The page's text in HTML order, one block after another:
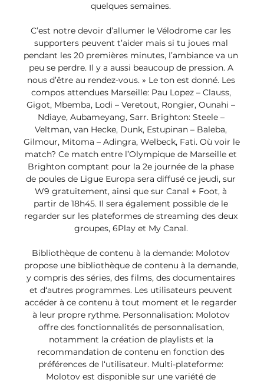
quelques semaines.
C’est notre devoir d’allumer le Vélodrome car les
supporters peuvent t’aider mais si tu joues mal
pendant les 20 premières minutes, l’ambiance va un
peu se perdre. Il y a aussi beaucoup de pression. A
nous d’être au rendez-vous. » Le ton est donné. Les
compos attendues Marseille: Pau Lopez – Clauss,
Gigot, Mbemba, Lodi – Veretout, Rongier, Ounahi –
Ndiaye, Aubameyang, Sarr. Brighton: Steele –
Veltman, van Hecke, Dunk, Estupinan – Baleba,
Gilmour, Mitoma – Adingra, Welbeck, Fati. Où voir le
match? Ce match entre l’Olympique de Marseille et
Brighton comptant pour la 2e journée de la phase
de poules de Ligue Europa sera diffusé ce jeudi, sur
W9 gratuitement, ainsi que sur Canal + Foot, à
partir de 18h45. Il sera également possible de le
regarder sur les plateformes de streaming des deux
groupes, 6Play et My Canal.
Bibliothèque de contenu à la demande: Molotov
propose une bibliothèque de contenu à la demande,
y compris des séries, des films, des documentaires
et d‘autres programmes. Les utilisateurs peuvent
accéder à ce contenu à tout moment et le regarder
à leur propre rythme. Personnalisation: Molotov
offre des fonctionnalités de personnalisation,
notamment la création de playlists et la
recommandation de contenu en fonction des
préférences de l‘utilisateur. Multi-plateforme:
Molotov est disponible sur une variété de